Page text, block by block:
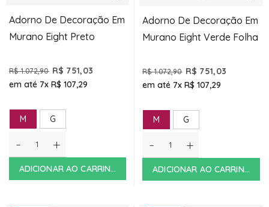
Adorno De Decoração Em
Murano Eight Preto
R$ 1.072,90 R$ 751,03
em até 7x R$ 107,29
M G
- +
ADICIONAR AO CARRINHO
Adorno De Decoração Em
Murano Eight Verde Folha
R$ 1.072,90 R$ 751,03
em até 7x R$ 107,29
M G
- +
ADICIONAR AO CARRINHO